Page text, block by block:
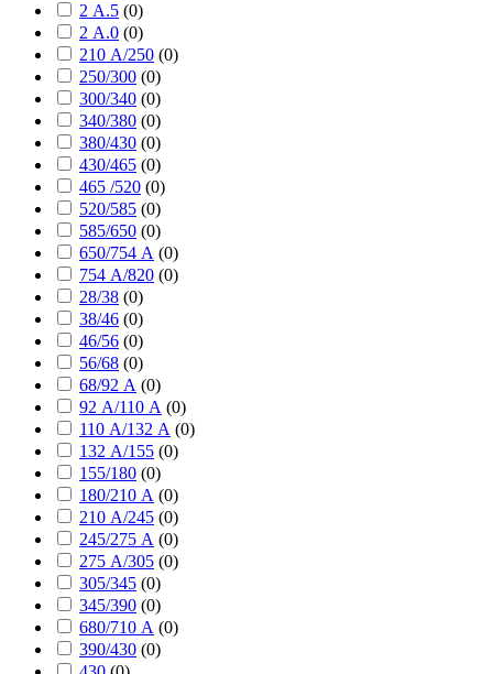
2 А.5 (0)
2 А.0 (0)
210 А/250 (0)
250/300 (0)
300/340 (0)
340/380 (0)
380/430 (0)
430/465 (0)
465 /520 (0)
520/585 (0)
585/650 (0)
650/754 А (0)
754 А/820 (0)
28/38 (0)
38/46 (0)
46/56 (0)
56/68 (0)
68/92 А (0)
92 А/110 А (0)
110 А/132 А (0)
132 А/155 (0)
155/180 (0)
180/210 А (0)
210 А/245 (0)
245/275 А (0)
275 А/305 (0)
305/345 (0)
345/390 (0)
680/710 А (0)
390/430 (0)